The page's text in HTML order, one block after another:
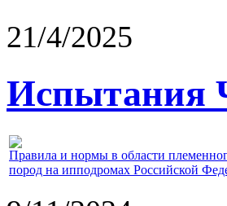
21/4/2025
Испытания
Правила и нормы в области
пород на ипподромах Российской